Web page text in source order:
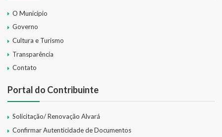
Concurso Público
Carta de Serviços
O Município
Governo
Cultura e Turismo
Transparência
Contato
Portal do Contribuinte
Solicitação/ Renovação Alvará
Confirmar Autenticidade de Documentos